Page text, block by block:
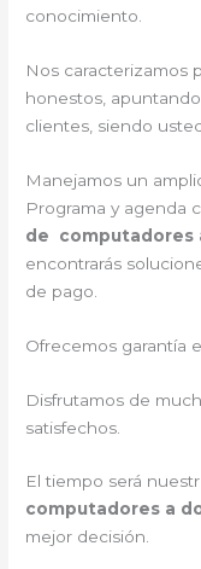
conocimiento.
Nos caracterizamos
honestos,
clientes, siendo
Manejamos un
Programa y agenda
de computadores
encontrarás
de pago.
Ofrecemos garantía
Disfrutamos de
satisfechos.
El tiempo será
computadores a
mejor decisión.